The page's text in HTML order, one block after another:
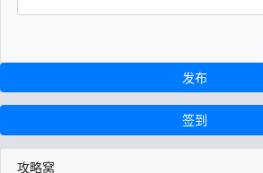
发布
签到
攻略窝